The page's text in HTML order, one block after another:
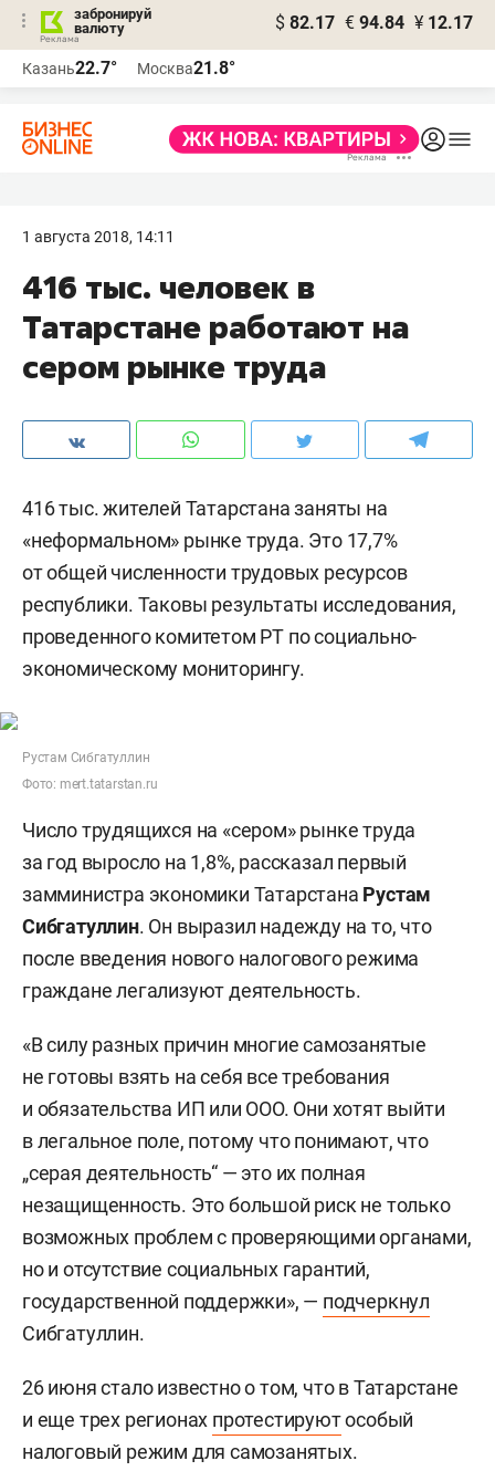
забронируй
валюту
$ 82.17 € 94.84 ¥ 12.17
Казань22.7° Москва21.8°
1 августа 2018, 14:11
416 тыс. человек в
Татарстане работают на
сером рынке труда
416 тыс. жителей Татарстана заняты на
«неформальном» рынке труда. Это 17,7%
от общей численности трудовых ресурсов
республики. Таковы результаты исследования,
проведенного комитетом РТ по социально-
экономическому мониторингу.
Рустам Сибгатуллин
Фото: mert.tatarstan.ru
Число трудящихся на «сером» рынке труда
за год выросло на 1,8%, рассказал первый
замминистра экономики Татарстана Рустам
Сибгатуллин. Он выразил надежду на то, что
после введения нового налогового режима
граждане легализуют деятельность.
«В силу разных причин многие самозанятые
не готовы взять на себя все требования
и обязательства ИП или ООО. Они хотят выйти
в легальное поле, потому что понимают, что
„серая деятельность“ — это их полная
незащищенность. Это большой риск не только
возможных проблем с проверяющими органами,
но и отсутствие социальных гарантий,
государственной поддержки», — подчеркнул
Сибгатуллин.
26 июня стало известно о том, что в Татарстане
и еще трех регионах протестируютособый
налоговый режим для самозанятых.